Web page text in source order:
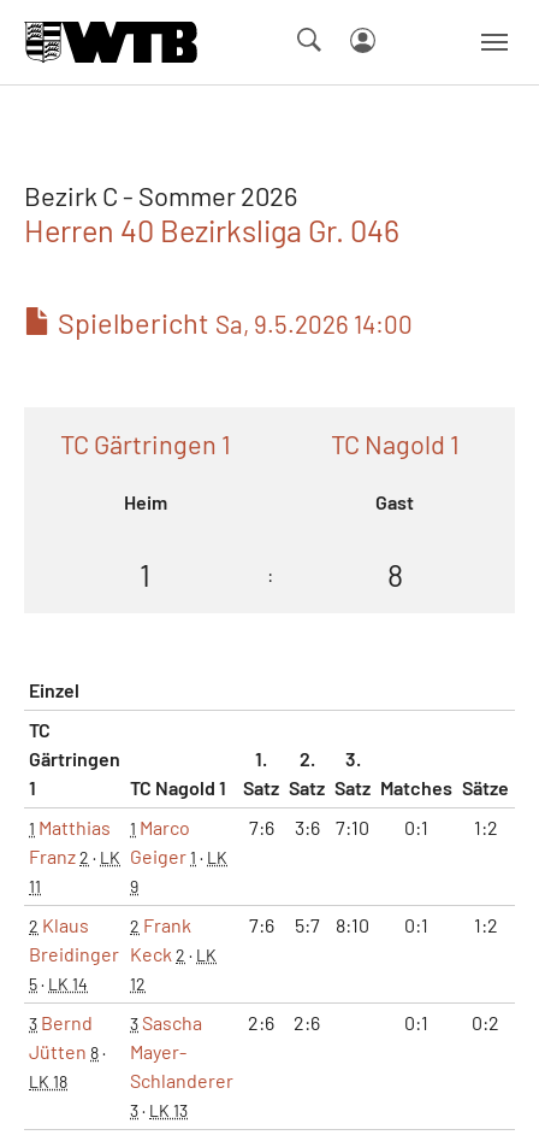
Bezirk C - Sommer 2026
Herren 40 Bezirksliga Gr. 046
Spielbericht Sa, 9.5.2026 14:00
TC Gärtringen 1
Heim
TC Nagold 1
Gast
1 : 8
Einzel
TC
Gärtringen
1
TC Nagold 1
1.
Satz
2.
Satz
3.
Satz Matches Sätze
1 Matthias
Franz2 · LK
11
1 Marco
Geiger1 · LK
9
7:6 3:6 7:10 0:1 1:2
2 Klaus
Breidinger
5· LK 14
2 Frank
Keck 2 · LK
12
7:6 5:7 8:10 0:1 1:2
3 Bernd
Jütten 8·
LK 18
3Sascha
Mayer-
Schlanderer
3· LK 13
2:6 2:6 0:1 0:2